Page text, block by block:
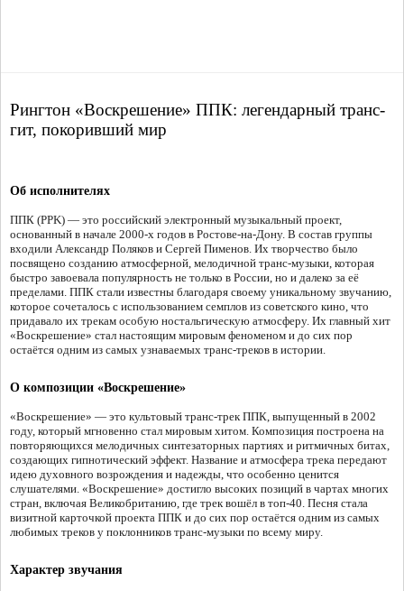
Рингтон «Воскрешение» ППК: легендарный транс-
гит, покоривший мир
Об исполнителях
ППК (PPK) — это российский электронный музыкальный проект,
основанный в начале 2000-х годов в Ростове-на-Дону. В состав группы
входили Александр Поляков и Сергей Пименов. Их творчество было
посвящено созданию атмосферной, мелодичной транс-музыки, которая
быстро завоевала популярность не только в России, но и далеко за её
пределами. ППК стали известны благодаря своему уникальному звучанию,
которое сочеталось с использованием семплов из советского кино, что
придавало их трекам особую ностальгическую атмосферу. Их главный хит
«Воскрешение» стал настоящим мировым феноменом и до сих пор
остаётся одним из самых узнаваемых транс-треков в истории.
О композиции «Воскрешение»
«Воскрешение» — это культовый транс-трек ППК, выпущенный в 2002
году, который мгновенно стал мировым хитом. Композиция построена на
повторяющихся мелодичных синтезаторных партиях и ритмичных битах,
создающих гипнотический эффект. Название и атмосфера трека передают
идею духовного возрождения и надежды, что особенно ценится
слушателями. «Воскрешение» достигло высоких позиций в чартах многих
стран, включая Великобританию, где трек вошёл в топ-40. Песня стала
визитной карточкой проекта ППК и до сих пор остаётся одним из самых
любимых треков у поклонников транс-музыки по всему миру.
Характер звучания